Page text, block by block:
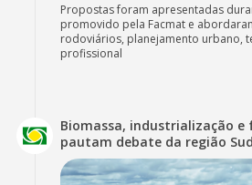
Propostas foram apresentadas
promovido pela Facmat e
rodoviários, planejamento urbano,
profissional
Biomassa, industrialização
pautam debate da região